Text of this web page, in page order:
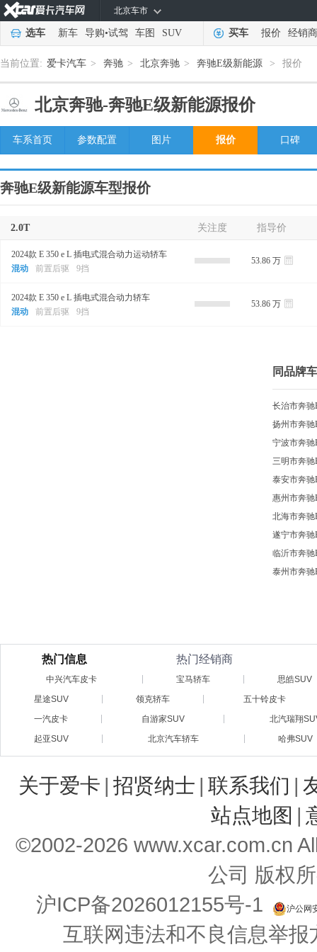
北京车市
选车 新车 导购•试驾 车图 SUV 买车 报价 经销商
当前位置: 爱卡汽车 > 奔驰 > 北京奔驰 > 奔驰E级新能源 > 报价
北京奔驰-奔驰E级新能源报价
车系首页 参数配置 图片 报价 口碑
奔驰E级新能源车型报价
2.0T 关注度 指导价
2024款 E 350 e L 插电式混合动力运动轿车
混动
前置后驱 9挡
53.86 万
2024款 E 350 e L 插电式混合动力轿车
混动
前置后驱 9挡
53.86 万
同品牌
长治市奔驰
扬州市奔驰
宁波市奔驰
三明市奔驰
泰安市奔驰
惠州市奔驰
北海市奔驰
遂宁市奔驰
临沂市奔驰
泰州市奔驰
热门信息 热门经销商
中兴汽车皮卡 宝马轿车
思皓SUV
星途SUV
领克轿车
五十铃皮卡
一汽皮卡
自游家SUV
北汽瑞翔
起亚SUV
北京汽车轿车 哈弗SUV
关于爱卡 | 招贤纳士 | 联系我们 |
站点地图 |
©2002-2026 www.xcar.com.cn
公司 版权
沪ICP备2026012155号-1
沪公网
互联网违法和不良信息举